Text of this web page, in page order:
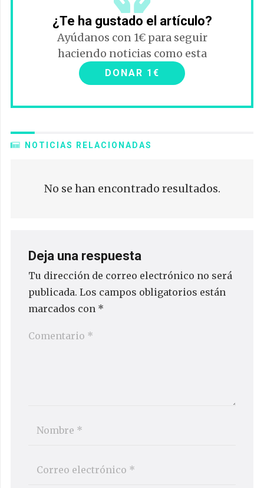
¿Te ha gustado el artículo?
Ayúdanos con 1€ para seguir
haciendo noticias como esta
DONAR 1€
NOTICIAS RELACIONADAS
No se han encontrado resultados.
Deja una respuesta
Tu dirección de correo electrónico no será
publicada. Los campos obligatorios están
marcados con *